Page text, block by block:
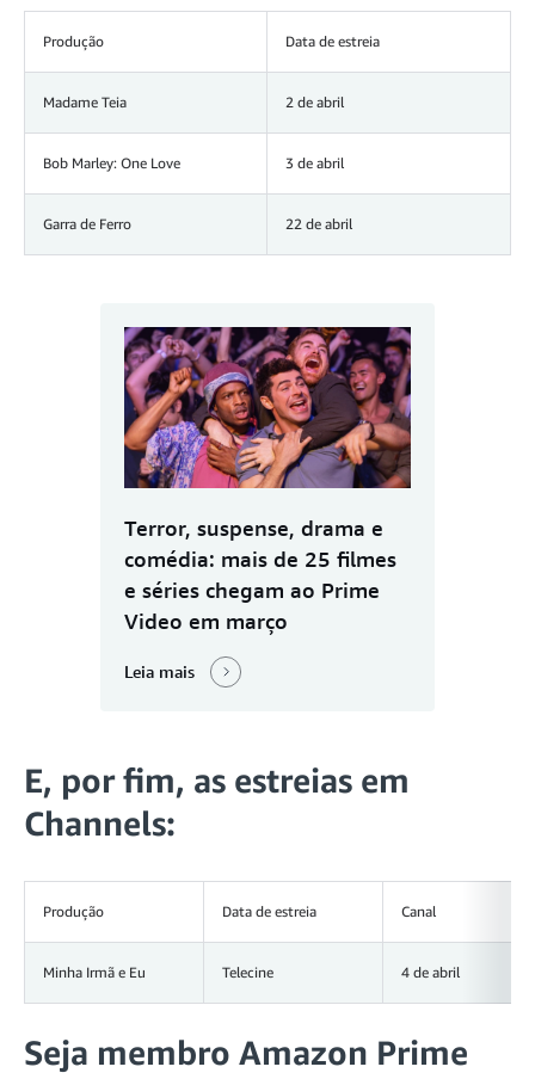
Produção Data de estreia
Madame Teia 2 de abril
Bob Marley: One Love 3 de abril
Garra de Ferro 22 de abril
Terror, suspense, drama e
comédia: mais de 25 filmes
e séries chegam ao Prime
Video em março
Leia mais
E, por fim, as estreias em
Channels:
Produção Data de estreia Canal
Minha Irmã e Eu Telecine 4 de abril
Seja membro Amazon Prime